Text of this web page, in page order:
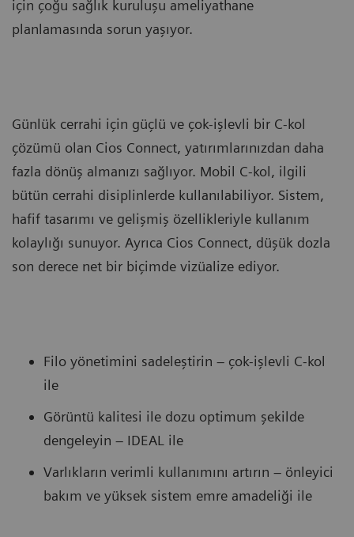
için çoğu sağlık kuruluşu ameliyathane
planlamasında sorun yaşıyor.
Günlük cerrahi için güçlü ve çok-işlevli bir C-kol
çözümü olan Cios Connect, yatırımlarınızdan daha
fazla dönüş almanızı sağlıyor. Mobil C-kol, ilgili
bütün cerrahi disiplinlerde kullanılabiliyor. Sistem,
hafif tasarımı ve gelişmiş özellikleriyle kullanım
kolaylığı sunuyor. Ayrıca Cios Connect, düşük dozla
son derece net bir biçimde vizüalize ediyor.
Filo yönetimini sadeleştirin – çok-işlevli C-kol
ile
Görüntü kalitesi ile dozu optimum şekilde
dengeleyin ‒ IDEAL ile
Varlıkların verimli kullanımını artırın – önleyici
bakım ve yüksek sistem emre amadeliği ile